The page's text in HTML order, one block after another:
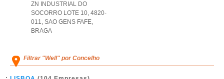
ZN INDUSTRIAL DO
SOCORRO LOTE 10, 4820-
011, SAO GENS FAFE,
BRAGA
Filtrar "Well" por Concelho